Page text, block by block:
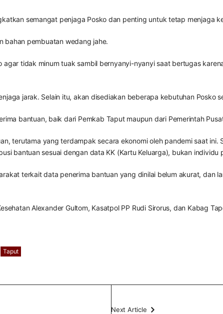
semangat penjaga Posko dan penting untuk tetap menjaga
bahan pembuatan wedang jahe.
tidak minum tuak sambil bernyanyi-nyanyi saat bertugas
jarak. Selain itu, akan disediakan beberapa kebutuhan Posko
bantuan, baik dari Pemkab Taput maupun dari Pemerintah
terutama yang terdampak secara ekonomi oleh pandemi saat
bantuan sesuai dengan data KK (Kartu Keluarga), bukan individu
terkait data penerima bantuan yang dinilai belum akurat, dan
Alexander Gultom, Kasatpol PP Rudi Sirorus, dan Kabag
Taput
Next Article